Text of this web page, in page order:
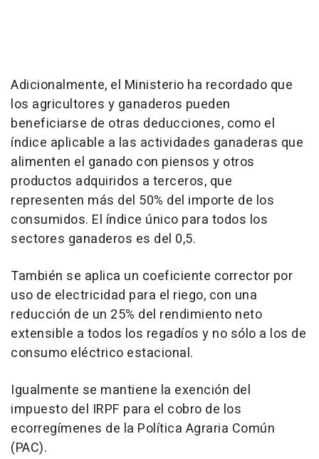
Adicionalmente, el Ministerio ha recordado que
los agricultores y ganaderos pueden
beneficiarse de otras deducciones, como el
índice aplicable a las actividades ganaderas que
alimenten el ganado con piensos y otros
productos adquiridos a terceros, que
representen más del 50% del importe de los
consumidos. El índice único para todos los
sectores ganaderos es del 0,5.
También se aplica un coeficiente corrector por
uso de electricidad para el riego, con una
reducción de un 25% del rendimiento neto
extensible a todos los regadíos y no sólo a los de
consumo eléctrico estacional.
Igualmente se mantiene la exención del
impuesto del IRPF para el cobro de los
ecorregímenes de la Política Agraria Común
(PAC).